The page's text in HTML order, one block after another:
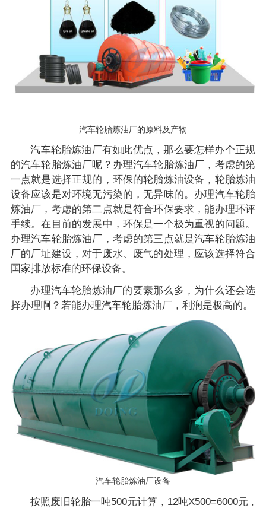
汽车轮胎炼油厂的原料及产物
汽车轮胎炼油厂有如此优点，那么要怎样办个正规
的汽车轮胎炼油厂呢？办理汽车轮胎炼油厂，考虑的第
一点就是选择正规的，环保的轮胎炼油设备，轮胎炼油
设备应该是对环境无污染的，无异味的。办理汽车轮胎
炼油厂，考虑的第二点就是符合环保要求，能办理环评
手续。在目前的发展中，环保是一个极为重视的问题。
办理汽车轮胎炼油厂，考虑的第三点就是汽车轮胎炼油
厂的厂址建设，对于废水、废气的处理，应该选择符合
国家排放标准的环保设备。
办理汽车轮胎炼油厂的要素那么多，为什么还会选
择办理啊？若能办理汽车轮胎炼油厂，利润是极高的。
汽车轮胎炼油厂设备
按照废旧轮胎一吨500元计算，12吨X500=6000元 ,